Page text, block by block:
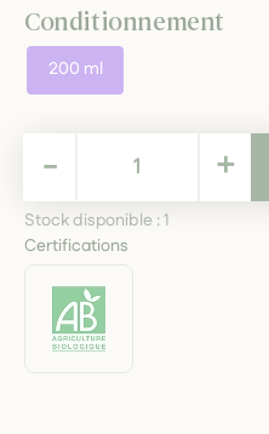
Conditionnement
200 ml
8,20 € +
-
Stock disponible :1
Certifications